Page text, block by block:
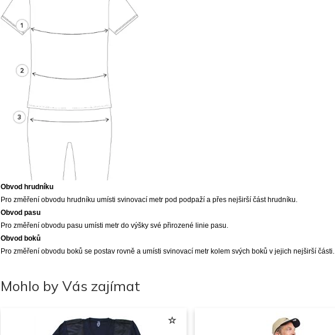
Obvod hrudníku
Pro změření obvodu hrudníku umísti svinovací metr pod podpaží a přes nejširší část hrudníku.
Obvod pasu
Pro změření obvodu pasu umísti metr do výšky své přirozené linie pasu.
Obvod boků
Pro změření obvodu boků se postav rovně a umísti svinovací metr kolem svých boků v jejich nejširší části.
Mohlo by Vás zajímat